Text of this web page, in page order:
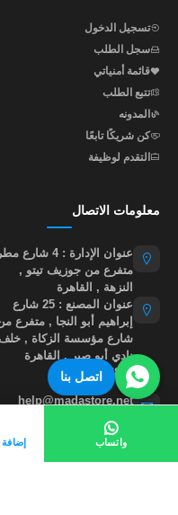
اتصل بنا
واتساب
تسجيل الدخول
سجل الطلب
قائمة أمنياتي
تتبع الطلب
المدونه
كن شريكًا تابعًا
التقدم لوظيفة
معلومات الاتصال
عنوان الإدارة : 4 شارع مطر
متفرع من جوزيف تيتو ,
النزهة , القاهرة
عنوان المصنع : 25 شارع
إبراهيم أبو النجا , متفرع
شارع مؤسسة الزكاة , خلف
نادي أبو صير , القاهرة
01015535855
help@madastore.net